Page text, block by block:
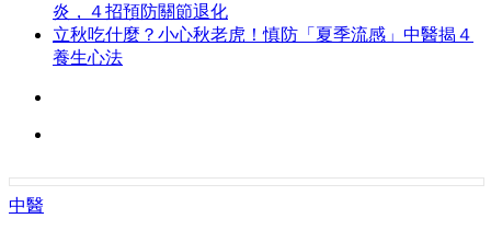
炎，４招預防關節退化
立秋吃什麼？小心秋老虎！慎防「夏季流感」中醫揭４
養生心法
中醫